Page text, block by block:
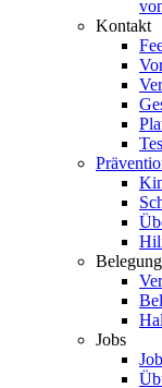
Kontakt
Jobs